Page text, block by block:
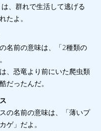
、群れで生活して逃げる
たよ。
名前の意味は、「2種類の
、恐竜より前にいた爬虫類
だったんだ。
の名前の意味は、「薄いプ
ゲ」だよ。